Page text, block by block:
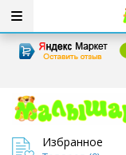
Избранное